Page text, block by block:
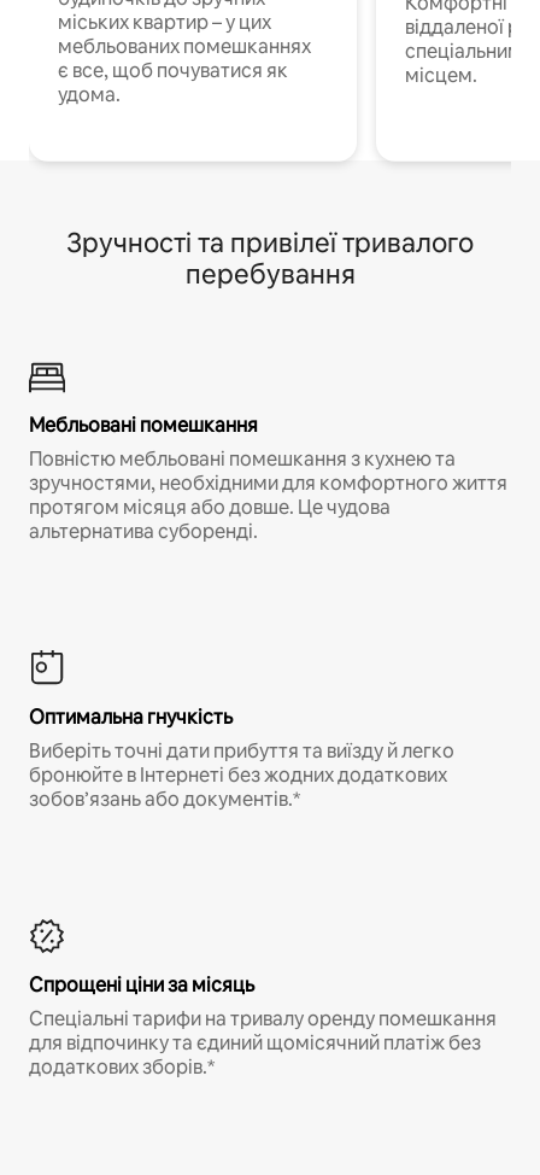
міських квартир – у цих
мебльованих помешканнях
є все, щоб почуватися як
удома.
віддаленої
спеціальним
місцем.
Зручності та привілеї тривалого
перебування
Мебльовані помешкання
Повністю мебльовані помешкання з кухнею та
зручностями, необхідними для комфортного життя
протягом місяця або довше. Це чудова
альтернатива суборенді.
Оптимальна гнучкість
Виберіть точні дати прибуття та виїзду й легко
бронюйте в Інтернеті без жодних додаткових
зобов’язань або документів.*
Спрощені ціни за місяць
Спеціальні тарифи на тривалу оренду помешкання
для відпочинку та єдиний щомісячний платіж без
додаткових зборів.*